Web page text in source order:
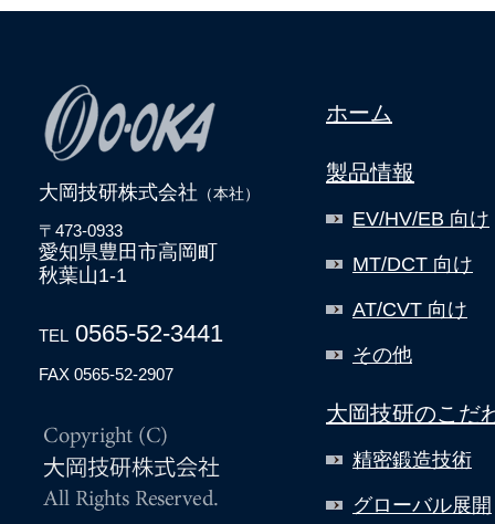
大岡技研株式会社 （本社）
〒473-0933
愛知県豊田市高岡町
秋葉山1-1
TEL 0565-52-3441
FAX 0565-52-2907
ホーム
製品情報
EV/HV/EB 向け
MT/DCT 向け
AT/CVT 向け
その他
大岡技研のこだ
精密鍛造技術
グローバル展開